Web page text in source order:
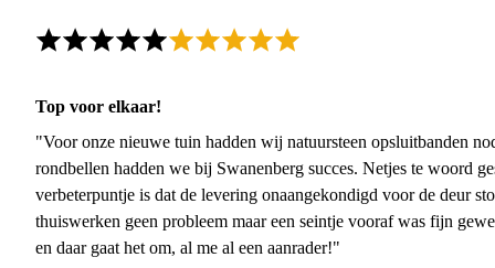
Top voor elkaar!
"Voor onze nieuwe tuin hadden wij natuursteen opsluitbanden
rondbellen hadden we bij Swanenberg succes. Netjes te woord
verbeterpuntje is dat de levering onaangekondigd voor de deur
thuiswerken geen probleem maar een seintje vooraf was fijn
en daar gaat het om, al me al een aanrader!"